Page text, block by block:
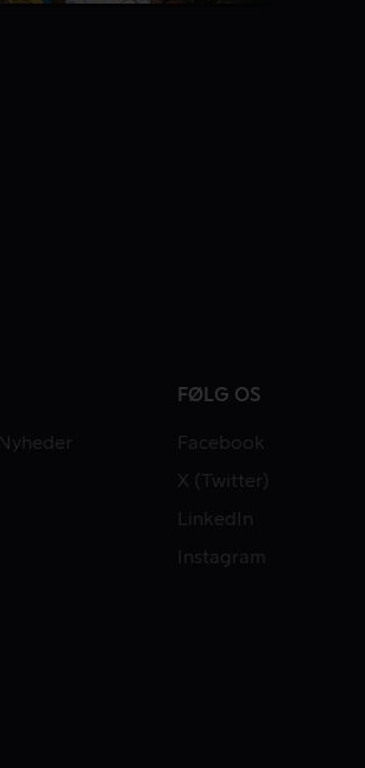
FØLG OS
Facebook
X (Twitter)
LinkedIn
Instagram